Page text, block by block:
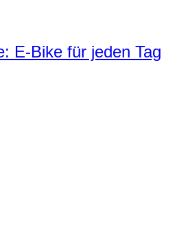
E-Bike für jeden Tag